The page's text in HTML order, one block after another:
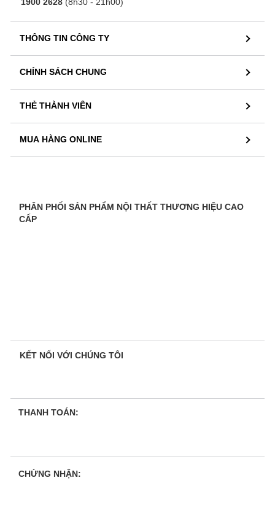
THÔNG TIN CÔNG TY
CHÍNH SÁCH CHUNG
THẺ THÀNH VIÊN
MUA HÀNG ONLINE
PHÂN PHỐI SẢN PHẨM NỘI THẤT THƯƠNG HIỆU CAO
CẤP
KẾT NỐI VỚI CHÚNG TÔI
THANH TOÁN:
CHỨNG NHẬN: